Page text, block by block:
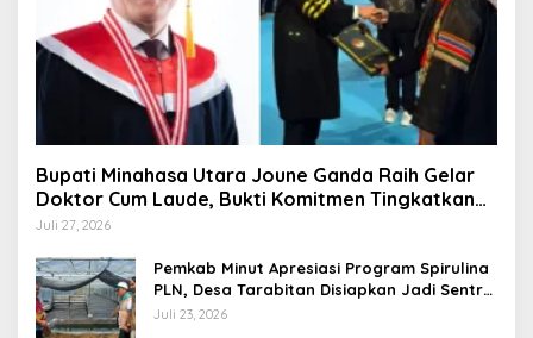
Bupati Minahasa Utara Joune Ganda Raih Gelar
Doktor Cum Laude, Bukti Komitmen Tingkatkan
Kualitas Kepemimpinan
Juli 27, 2026
Pemkab Minut Apresiasi Program Spirulina
PLN, Desa Tarabitan Disiapkan Jadi Sentra
Pangan Berbasis Energi Bersih
Juli 23, 2026